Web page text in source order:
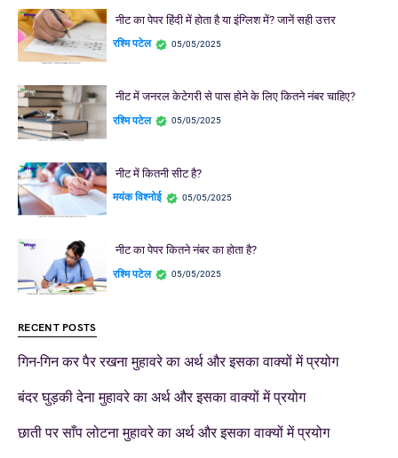
नीट का पेपर हिंदी में होता है या इंग्लिश में? जानें सही उत्तर
रश्मि पटेल 05/05/2025
नीट में जनरल केटेगरी से पास होने के लिए कितने नंबर चाहिए?
रश्मि पटेल 05/05/2025
नीट में कितनी सीट है?
मयंक विश्नोई 05/05/2025
नीट का पेपर कितने नंबर का होता है?
रश्मि पटेल 05/05/2025
RECENT POSTS
गिन-गिन कर पैर रखना मुहावरे का अर्थ और इसका वाक्यों में प्रयोग
बंदर घुड़की देना मुहावरे का अर्थ और इसका वाक्यों में प्रयोग
छाती पर साँप लोटना मुहावरे का अर्थ और इसका वाक्यों में प्रयोग